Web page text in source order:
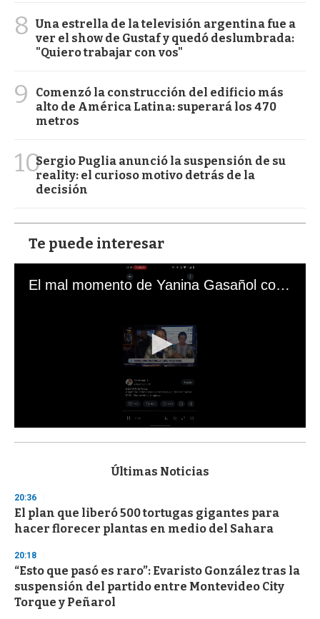
8 Una estrella de la televisión argentina fue a
ver el show de Gustaf y quedó deslumbrada:
"Quiero trabajar con vos"
9
Comenzó la construcción del edificio más
alto de América Latina: superará los 470
metros
10Sergio Puglia anunció la suspensión de su
reality: el curioso motivo detrás de la
decisión
Te puede interesar
El mal momento de Yanina Gasañol con un hincha argentino en "Subrayado"
s
d
s
o
f
3
s
c
o
Últimas Noticias
20:36
El plan que liberó 500 tortugas gigantes para
hacer florecer plantas en medio del Sahara
20:18
“Esto que pasó es raro”: Evaristo González tras la
suspensión del partido entre Montevideo City
Torque y Peñarol